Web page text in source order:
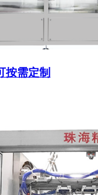
按需定制